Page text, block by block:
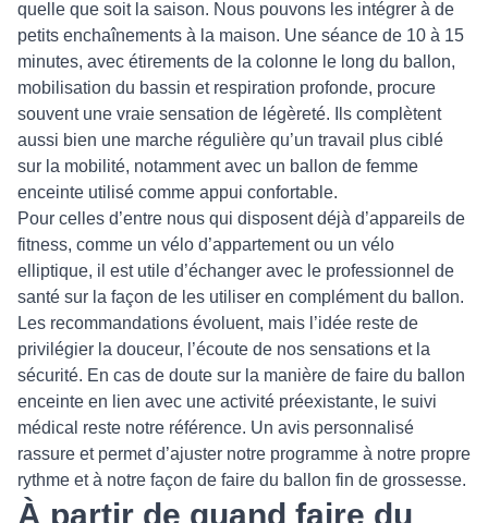
quelle que soit la saison. Nous pouvons les intégrer à de
petits enchaînements à la maison. Une séance de 10 à 15
minutes, avec étirements de la colonne le long du ballon,
mobilisation du bassin et respiration profonde, procure
souvent une vraie sensation de légèreté. Ils complètent
aussi bien une marche régulière qu’un travail plus ciblé
sur la mobilité, notamment avec un ballon de femme
enceinte utilisé comme appui confortable.
Pour celles d’entre nous qui disposent déjà d’appareils de
fitness, comme un vélo d’appartement ou un vélo
elliptique, il est utile d’échanger avec le professionnel de
santé sur la façon de les utiliser en complément du ballon.
Les recommandations évoluent, mais l’idée reste de
privilégier la douceur, l’écoute de nos sensations et la
sécurité. En cas de doute sur la manière de faire du ballon
enceinte en lien avec une activité préexistante, le suivi
médical reste notre référence. Un avis personnalisé
rassure et permet d’ajuster notre programme à notre propre
rythme et à notre façon de faire du ballon fin de grossesse.
À partir de quand faire du